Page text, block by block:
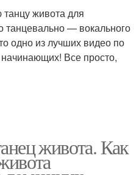
живота для
танцевально — вокального
одно из лучших видео по
Все просто,
живота. Как